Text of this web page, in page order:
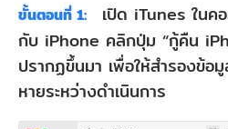
ขั้นตอนที่ 1:
เปิด iTunes ในค
กับ iPhone คลิกปุ่ม “กู้คืน
ปรากฏขึ้นมา เพื่อให้สำรองข้อ
หายระหว่างดำเนินการ